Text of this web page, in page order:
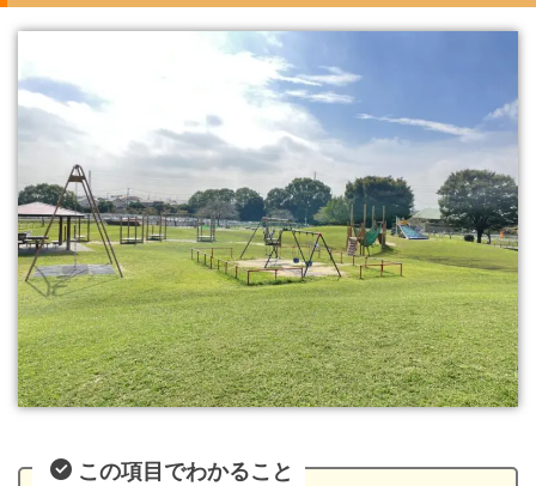
この項目でわかること